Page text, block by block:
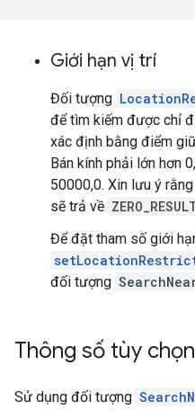
Giới hạn vị trí
Đối tượng
để tìm kiếm được chỉ
xác định bằng điểm
Bán kính phải lớn hơn
50000,0. Xin lưu ý
sẽ trả về
Để đặt tham số giới
đối tượng
Thông số tùy chọn
Sử dụng đối tượng